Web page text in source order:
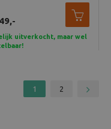
uitverkocht, maar wel
1 2